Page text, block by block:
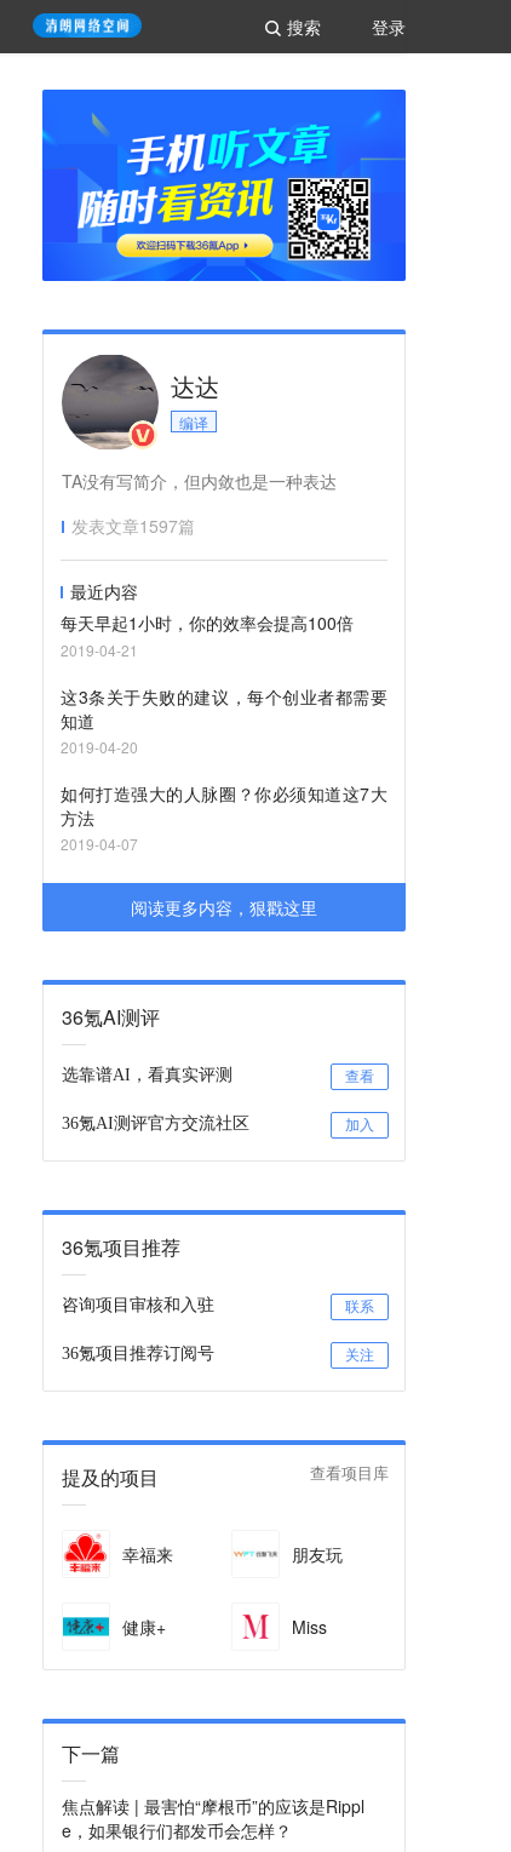
登录
搜索
达达
编译
TA没有写简介，但内敛也是一种表达
发表文章1597篇
最近内容
每天早起1小时，你的效率会提高100倍
2019-04-21
这3条关于失败的建议，每个创业者都需要
知道
2019-04-20
如何打造强大的人脉圈？你必须知道这7大
方法
2019-04-07
阅读更多内容，狠戳这里
36氪AI测评
选靠谱AI，看真实评测 查看
36氪AI测评官方交流社区 加入
36氪项目推荐
咨询项目审核和入驻 联系
36氪项目推荐订阅号 关注
提及的项目 查看项目库
幸福来 朋友玩
健康+ Miss
下一篇
焦点解读 | 最害怕“摩根币”的应该是Rippl
e，如果银行们都发币会怎样？